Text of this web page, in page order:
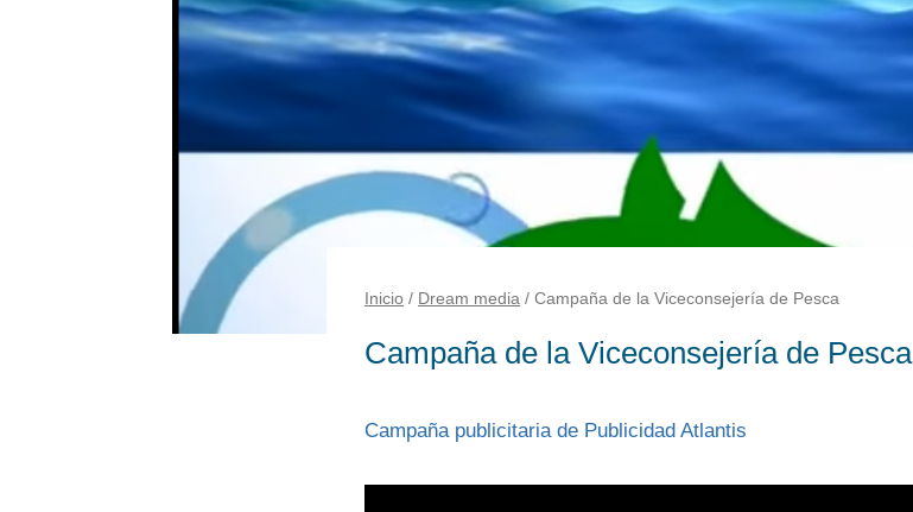
Inicio / Dream media / Campaña de la Viceconsejería de Pesca
Campaña de la Viceconsejería de Pesca
Campaña publicitaria de Publicidad Atlantis